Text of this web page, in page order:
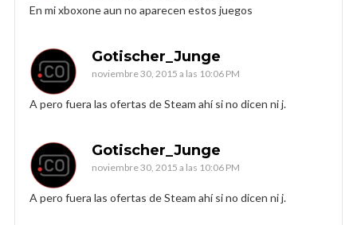
En mi xboxone aun no aparecen estos juegos
Gotischer_Junge
noviembre 30, 2015 a las 10:06 PM
A pero fuera las ofertas de Steam ahí si no dicen ni j.
Gotischer_Junge
noviembre 30, 2015 a las 10:06 PM
A pero fuera las ofertas de Steam ahí si no dicen ni j.